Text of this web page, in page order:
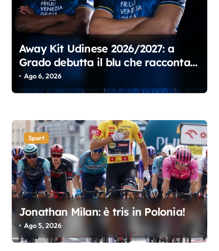
e
c
l
i
Away Kit Udinese 2026/2027: a
Grado debutta il blu che racconta il
Friuli
Ago 6, 2026
Sport
Jonathan Milan: è tris in Polonia!
Ago 5, 2026